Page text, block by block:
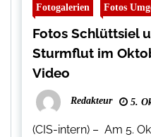
Fotogalerien Fotos
Fotos Schlüttsiel
Sturmflut im
Video
Redakteur 5.
(CIS-intern) – Am 5.